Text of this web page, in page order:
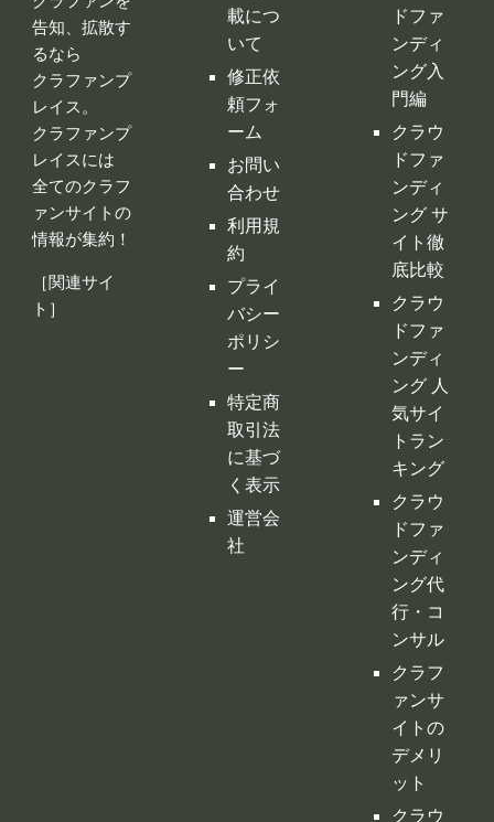
レイスには
全てのクラフ
ァンサイトの
情報が集約！
［関連サイ
ト］
お問い
合わせ
利用規
約
プライ
バシー
ポリシ
ー
特定商
取引法
に基づ
く表示
運営会
社
ドファ
ンディ
ング サ
イト徹
底比較
クラウ
ドファ
ンディ
ング 人
気サイ
トラン
キング
クラウ
ドファ
ンディ
ング代
行・コ
ンサル
クラフ
ァンサ
イトの
デメリ
ット
クラウ
ドファ
ンディ
ングの
税金
購入型